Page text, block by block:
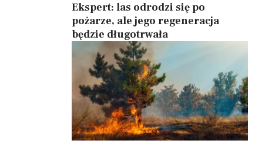
Ekspert: las odrodzi się po
pożarze, ale jego regeneracja
będzie długotrwała